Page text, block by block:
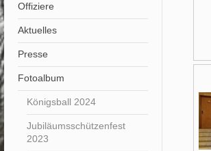
Offiziere
Aktuelles
Presse
Fotoalbum
Königsball 2024
Jubiläumsschützenfest
2023